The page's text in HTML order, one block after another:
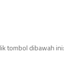
tombol dibawah ini: